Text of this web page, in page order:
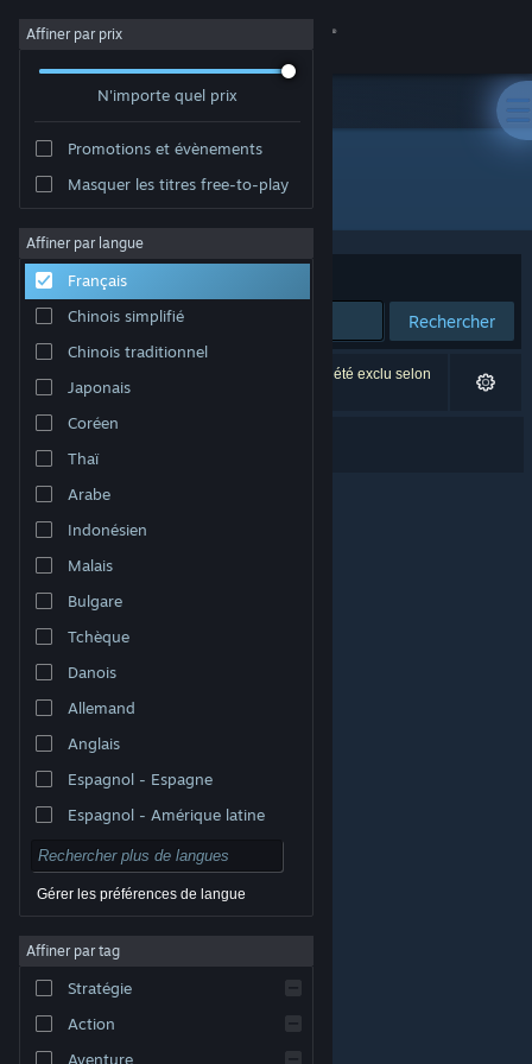
Se connecter
Magasin
À propos
Support
Changer la langue
Télécharger l'application mobile Steam
Voir version ordi. du site
© Valve Corporation. Tous droits réservés. Toutes les
titulaires aux États-Unis et dans d'autres pays.
Accessibilité
Remboursements
Affiner par prix
N'importe quel prix
Promotions et évènements
Masquer les titres free-to-play
Affiner par langue
Français
Chinois simplifié
Chinois traditionnel
Japonais
Coréen
Thaï
Arabe
Indonésien
Malais
Bulgare
Tchèque
Danois
Allemand
Anglais
Espagnol - Espagne
Espagnol - Amérique latine
Gérer les préférences de langue
Affiner par tag
Stratégie
Action
Aventure
Développement : Medieval Pig Studio
Trier par Pertinence
Rechercher
1 résultat correspond à votre recherche. 1 titre a été exclu selon
vos préférences.